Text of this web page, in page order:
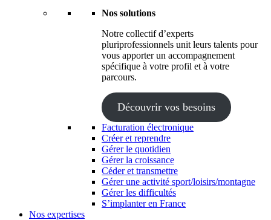
Nos solutions
Notre collectif d’experts
pluriprofessionnels unit leurs talents pour
vous apporter un accompagnement
spécifique à votre profil et à votre
parcours.
Découvrir vos besoins
Facturation électronique
Créer et reprendre
Gérer le quotidien
Gérer la croissance
Céder et transmettre
Gérer une activité sport/loisirs/montagne
Gérer les difficultés
S’implanter en France
Nos expertises